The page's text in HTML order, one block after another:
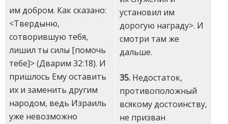
им добром. Как сказано:
<Твердыню,
сотворившую тебя,
лишил ты силы [помочь
тебе]> (Дварим 32:18). И
пришлось Ему оставить
их и заменить другим
народом, ведь Израиль
уже невозможно
установил им
дорогую награду>. И
смотри там же
дальше.
35. Недостаток,
противоположный
всякому достоинству,
не призван